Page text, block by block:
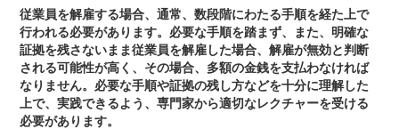
従業員を解雇する場合、通常、数段階にわたる手順を経た上で
行われる必要があります。必要な手順を踏まず、また、明確な
証拠を残さないまま従業員を解雇した場合、解雇が無効と判断
される可能性が高く、その場合、多額の金銭を支払わなければ
なりません。必要な手順や証拠の残し方などを十分に理解した
上で、実践できるよう、専門家から適切なレクチャーを受ける
必要があります。